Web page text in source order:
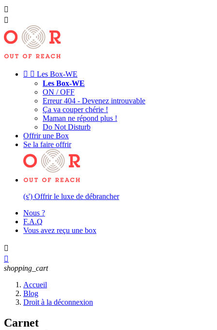


  Les Box-WE
Les Box-WE
ON / OFF
Erreur 404 - Devenez introuvable
Ça va couper chérie !
Maman ne répond plus !
Do Not Disturb
Offrir une Box
Se la faire offrir
(s') Offrir le luxe de débrancher
Nous ?
F.A.Q
Vous avez reçu une box


shopping_cart
Accueil
Blog
Droit à la déconnexion
Carnet